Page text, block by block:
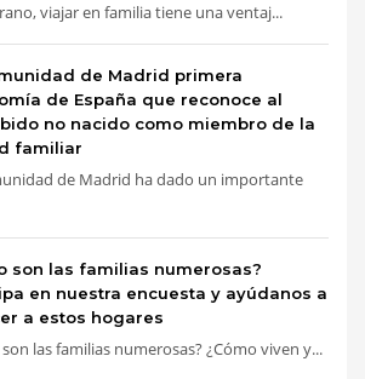
viajar en familia tiene una ventaj...
de Madrid primera
de España que reconoce al
no nacido como miembro de la
familiar
de Madrid ha dado un importante
son las familias numerosas?
en nuestra encuesta y ayúdanos a
a estos hogares
las familias numerosas? ¿Cómo viven y...